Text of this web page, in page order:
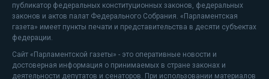
публикатор федеральных конституционных законов, федеральных
законов и актов палат Федерального Собрания. «Парламентская
газета» имеет пункты печати и представительства в десяти субъектах
федерации.
Сайт «Парламентской газеты» - это оперативные новости и
достоверная информация о принимаемых в стране законах и
деятельности депутатов и сенаторов. При использовании материалов